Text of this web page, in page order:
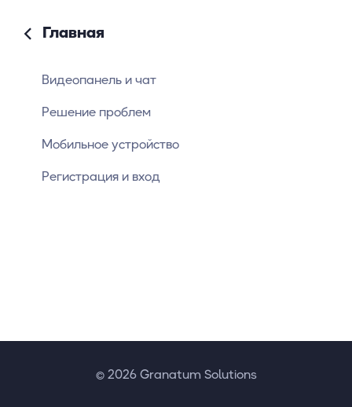
Главная
Видеопанель и чат
Решение проблем
Мобильное устройство
Регистрация и вход
© 2026 Granatum Solutions